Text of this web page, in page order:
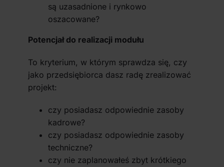
są uzasadnione i rynkowo
oszacowane?
Potencjał do realizacji modułu
To kryterium, w którym sprawdza się, czy
jako przedsiębiorca dasz radę zrealizować
projekt:
czy posiadasz odpowiednie zasoby
kadrowe?
czy posiadasz odpowiednie zasoby
techniczne?
czy nie zaplanowałeś zbyt krótkiego